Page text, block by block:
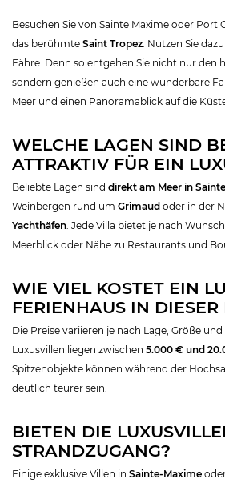
Besuchen Sie von Sainte Maxime oder Port
das berühmte Saint Tropez. Nutzen Sie
Fähre. Denn so entgehen Sie nicht nur den
sondern genießen auch eine wunderbare
Meer und einen Panoramablick auf die
WELCHE LAGEN SIND
ATTRAKTIV FÜR EIN
Beliebte Lagen sind direkt am Meer in
Weinbergen rund um Grimaud oder in der
Yachthäfen. Jede Villa bietet je nach
Meerblick oder Nähe zu Restaurants und
WIE VIEL KOSTET EIN
FERIENHAUS IN DIESER
Die Preise variieren je nach Lage, Größe
Luxusvillen liegen zwischen 5.000 € und
Spitzenobjekte können während der
deutlich teurer sein.
BIETEN DIE
STRANDZUGANG?
Einige exklusive Villen in Sainte-Maxime